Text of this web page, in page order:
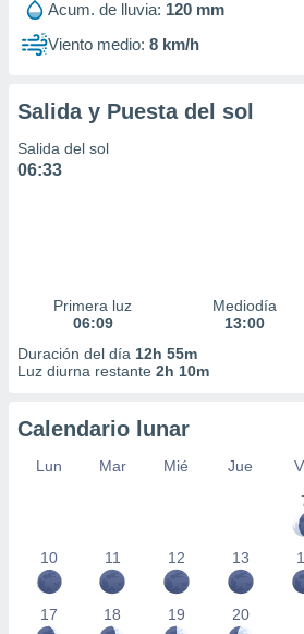
1199
Acum. de lluvia: 120 mm
Viento medio: 8 km/h
Salida y Puesta del sol
Salida del sol
06:33
Primera luz
06:09
Mediodía
13:00
Duración del día 12h 55m
Luz diurna restante 2h 10m
Calendario lunar
Lun Mar Mié Jue
10 11 12 13
17 18 19 20